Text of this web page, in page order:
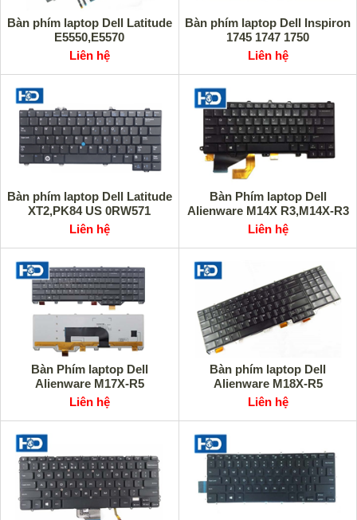
Bàn phím laptop Dell Latitude
E5550,E5570
Liên hệ
Bàn phím laptop Dell Inspiron
1745 1747 1750
Liên hệ
Bàn phím laptop Dell Latitude
XT2,PK84 US 0RW571
Liên hệ
Bàn Phím laptop Dell
Alienware M14X R3,M14X-R3
Liên hệ
Bàn Phím laptop Dell
Alienware M17X-R5
Liên hệ
Bàn phím laptop Dell
Alienware M18X-R5
Liên hệ